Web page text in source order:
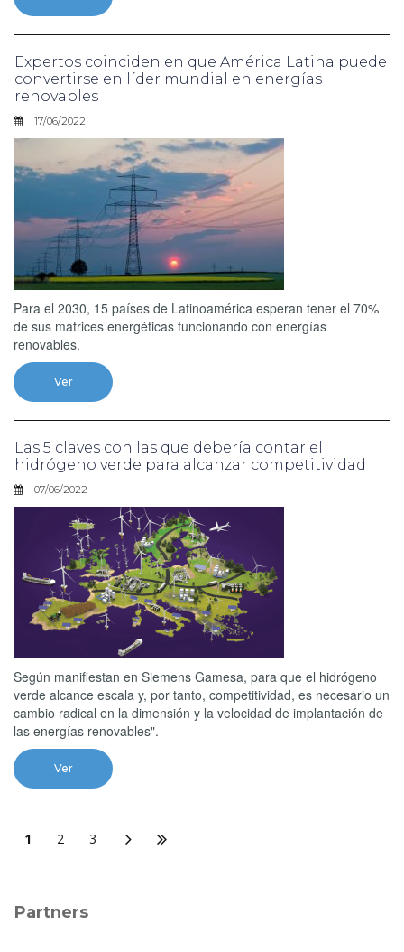
Expertos coinciden en que América Latina puede
convertirse en líder mundial en energías
renovables
17/06/2022
Para el 2030, 15 países de Latinoamérica esperan tener el 70%
de sus matrices energéticas funcionando con energías
renovables.
Ver
Las 5 claves con las que debería contar el
hidrógeno verde para alcanzar competitividad
07/06/2022
Según manifiestan en Siemens Gamesa, para que el hidrógeno
verde alcance escala y, por tanto, competitividad, es necesario un
cambio radical en la dimensión y la velocidad de implantación de
las energías renovables".
Ver
1 2 3
Partners